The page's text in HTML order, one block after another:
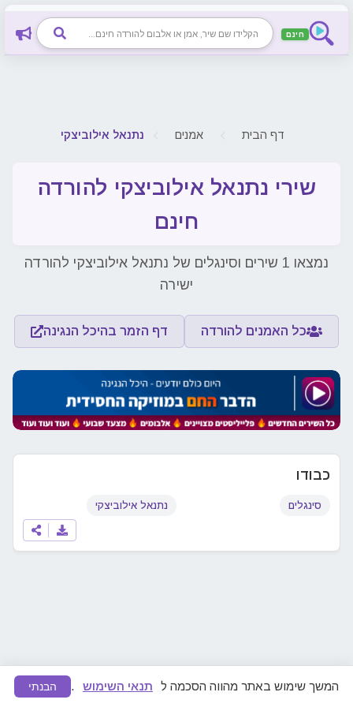
חינם
חיפוש שיר, אמן או אלבום להורדה חינם
המשך שימוש באתר מהווה הסכמה ל תנאי השימוש . הבנתי
דף הבית אמנים נתנאל אילוביצקי
שירי נתנאל אילוביצקי להורדה
חינם
נמצאו 1 שירים וסינגלים של נתנאל אילוביצקי להורדה
ישירה
כל האמנים להורדה דף הזמר בהיכל הנגינה
כבודו
סינגלים נתנאל אילוביצקי
מצאתם תוכן לא ראוי או הפרת זכויות יוצרים? ונפעל להסרה מיידית.